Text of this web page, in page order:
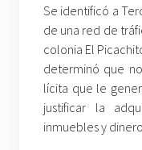
Se identificó a
de una red de
colonia El
determinó que
lícita que le
justificar la
inmuebles y